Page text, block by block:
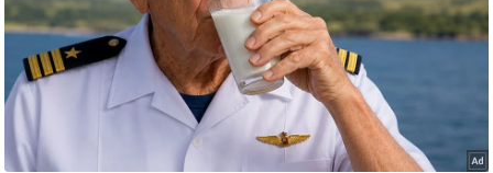
i
n
g
N